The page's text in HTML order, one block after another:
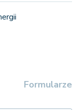
Formularze